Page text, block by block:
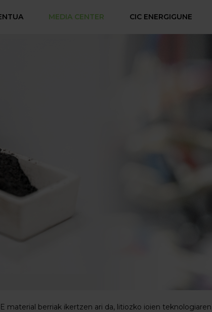
MEDIA CENTER CIC ENERGIGUNE
material berriak ikertzen ari da, litiozko ioien